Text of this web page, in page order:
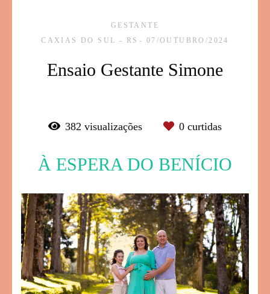
GESTANTE
CAXIAS DO SUL - RS
07/OUTUBRO/2024
Ensaio Gestante Simone
382 visualizações 0 curtidas
À ESPERA DO BENÍCIO